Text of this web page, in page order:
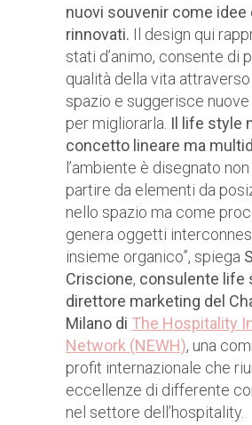
nuovi souvenir come idee
rinnovati. Il design qui
stati d’animo, consente di
qualità della vita attraverso
spazio e suggerisce
per migliorarla. Il life style
concetto lineare ma
l’ambiente è disegnato
partire da elementi da
nello spazio ma come
genera oggetti
insieme organico”, spiega
Criscione, consulente life
direttore marketing del
Milano di The Hospitality
Network (NEWH), una
profit internazionale che
eccellenze di differente
nel settore dell’hospitality.